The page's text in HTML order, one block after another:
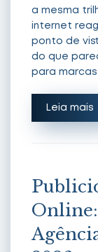
a mesma
internet
ponto de
do que
para marcas
Leia mais